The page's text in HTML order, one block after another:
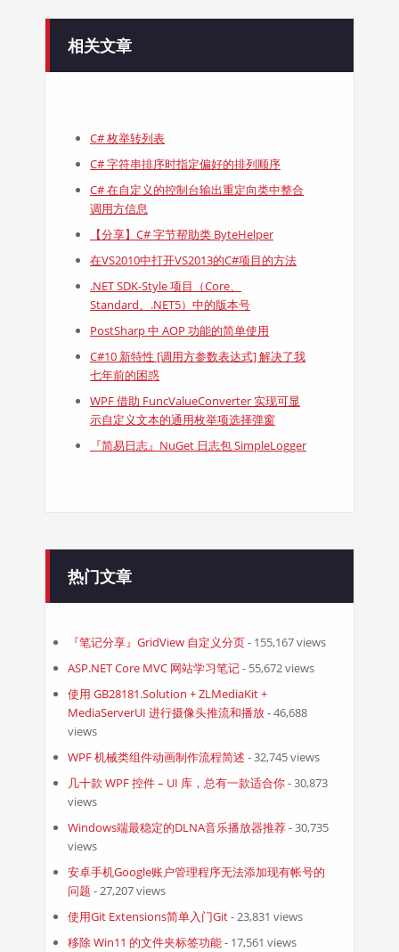
相关文章
C# 枚举转列表
C# 字符串排序时指定偏好的排列顺序
C# 在自定义的控制台输出重定向类中整合
调用方信息
【分享】C# 字节帮助类 ByteHelper
在VS2010中打开VS2013的C#项目的方法
.NET SDK-Style 项目（Core、
Standard、.NET5）中的版本号
PostSharp 中 AOP 功能的简单使用
C#10 新特性 [调用方参数表达式] 解决了我
七年前的困惑
WPF 借助 FuncValueConverter 实现可显
示自定义文本的通用枚举项选择弹窗
『简易日志』NuGet 日志包 SimpleLogger
热门文章
『笔记分享』GridView 自定义分页- 155,167 views
ASP.NET Core MVC 网站学习笔记- 55,672 views
使用 GB28181.Solution + ZLMediaKit +
MediaServerUI 进行摄像头推流和播放- 46,688
views
WPF 机械类组件动画制作流程简述 - 32,745 views
几十款 WPF 控件 – UI 库，总有一款适合你- 30,873
views
Windows端最稳定的DLNA音乐播放器推荐- 30,735
views
安卓手机Google账户管理程序无法添加现有帐号的
问题 - 27,207 views
使用Git Extensions简单入门Git- 23,831 views
移除 Win11 的文件夹标签功能- 17,561 views